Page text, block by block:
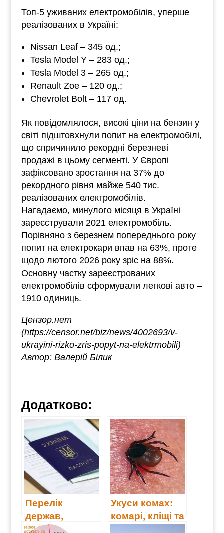
Топ-5 уживаних електромобілів, уперше
реалізованих в Україні:
Nissan Leaf ‒ 345 од.;
Tesla Model Y ‒ 283 од.;
Tesla Model 3 ‒ 265 од.;
Renault Zoe ‒ 120 од.;
Chevrolet Bolt ‒ 117 од.
Як повідомлялося, високі ціни на бензин у
світі підштовхнули попит на електромобілі,
що спричинило рекордні березневі
продажі в цьому сегменті. У Європі
зафіксовано зростання на 37% до
рекордного рівня майже 540 тис.
реалізованих електромобілів.
Нагадаємо, минулого місяця в Україні
зареєстрували 2021 електромобіль.
Порівняно з березнем попереднього року
попит на електрокари впав на 63%, проте
щодо лютого 2026 року зріс на 88%.
Основну частку зареєстрованих
електромобілів сформували легкові авто ‒
1910 одиниць.
Цензор.нет
(https://censor.net/biz/news/4002693/v-
ukrayini-rizko-zris-popyt-na-elektrmobili)
Автор: Валерій Білик
Додатково:
Перелік
держав,
громадяни
Укуси комах:
комарі, кліщі та